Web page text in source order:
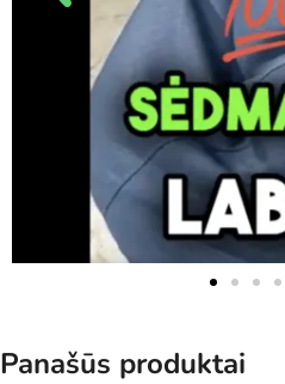
Panašūs produktai